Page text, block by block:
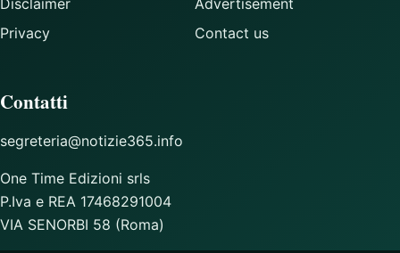
Privacy
Contact us
Contatti
segreteria@notizie365.info
One Time Edizioni srls
P.Iva e REA 17468291004
VIA SENORBI 58 (Roma)